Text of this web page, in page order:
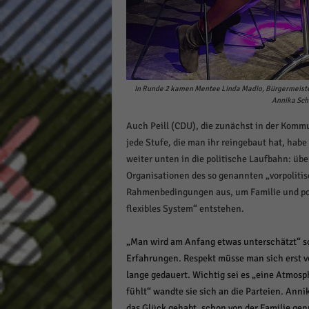
In Runde 2 kamen Mentee Linda Madio,
Annika
Auch Peill (CDU), die zunächst in der
jede Stufe, die man ihr reingebaut hat,
weiter unten in die politische Laufbahn:
Organisationen des so genannten
Rahmenbedingungen aus, um Familie und
flexibles System“ entstehen.
„Man wird am Anfang etwas
Erfahrungen. Respekt müsse man sich
lange gedauert. Wichtig sei es „eine
fühlt“ wandte sie sich an die Parteien.